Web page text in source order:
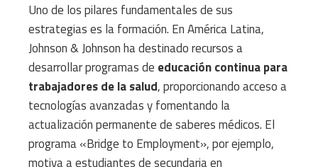
Uno de los pilares fundamentales de sus
estrategias es la formación. En América Latina,
Johnson & Johnson ha destinado recursos a
desarrollar programas de educación continua para
trabajadores de la salud, proporcionando acceso a
tecnologías avanzadas y fomentando la
actualización permanente de saberes médicos. El
programa «Bridge to Employment», por ejemplo,
motiva a estudiantes de secundaria en